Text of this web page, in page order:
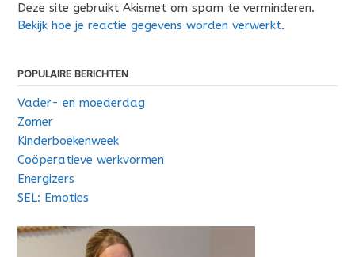
Deze site gebruikt Akismet om spam te verminderen.
Bekijk hoe je reactie gegevens worden verwerkt.
POPULAIRE BERICHTEN
Vader- en moederdag
Zomer
Kinderboekenweek
Coöperatieve werkvormen
Energizers
SEL: Emoties